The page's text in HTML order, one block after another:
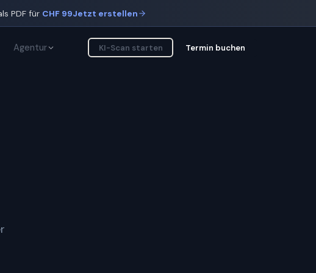
PDF für CHF 99Jetzt erstellen
Agentur KI-Scan starten Termin buchen